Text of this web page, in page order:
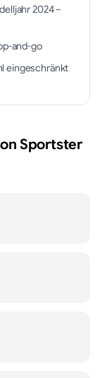
2024 –
and-go
eingeschränkt
Sportster